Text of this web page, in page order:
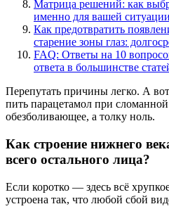
Матрица решений: как
именно для вашей
Как предотвратить
старение зоны глаз:
FAQ: Ответы на 10
ответа в большинстве
Перепутать причины легко. А
пить парацетамол при
обезболивающее, а толку ноль.
Как строение нижнего
всего остального лица?
Если коротко — здесь всё
устроена так, что любой сбой